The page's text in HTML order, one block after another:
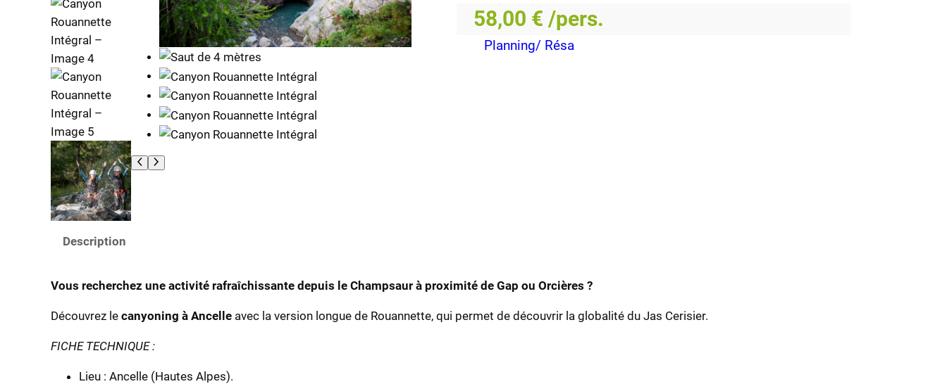
58,00 € /pers.
Planning/ Résa
Description
Vous recherchez une activité rafraîchissante depuis le Champsaur à proximité de Gap ou Orcières ?
Découvrez le canyoning à Ancelle avec la version longue de Rouannette, qui permet de découvrir la globalité du Jas Cerisier.
FICHE TECHNIQUE :
Lieu : Ancelle (Hautes Alpes).